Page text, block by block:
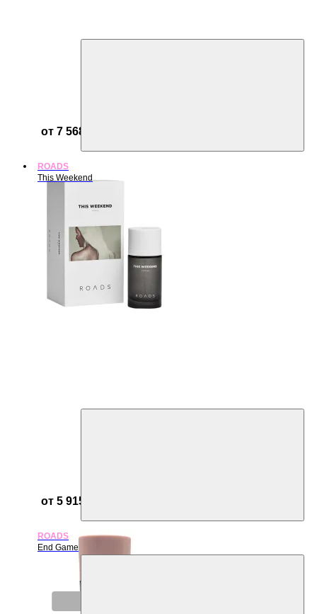
от 7 568 ₽
ROADS
This Weekend
от 5 915 ₽
ROADS
End Game